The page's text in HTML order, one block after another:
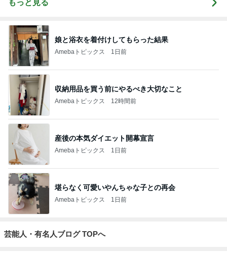
もっと見る
娘と浴衣を着付けしてもらった結果
Amebaトピックス 1日前
収納用品を買う前にやるべき大切なこと
Amebaトピックス 12時間前
産後の本気ダイエット開幕宣言
Amebaトピックス 1日前
堪らなく可愛いやんちゃな子との再会
Amebaトピックス 1日前
芸能人・有名人ブログ TOPへ